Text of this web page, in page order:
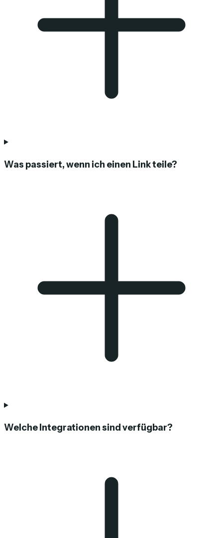
Was passiert, wenn ich einen Link teile?
Welche Integrationen sind verfügbar?